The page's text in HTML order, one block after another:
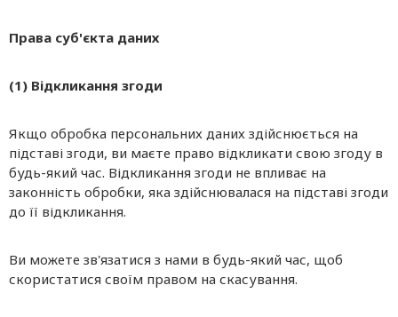
Права суб'єкта даних
(1) Відкликання згоди
Якщо обробка персональних даних здійснюється на
підставі згоди, ви маєте право відкликати свою згоду в
будь-який час. Відкликання згоди не впливає на
законність обробки, яка здійснювалася на підставі згоди
до її відкликання.
Ви можете зв'язатися з нами в будь-який час, щоб
скористатися своїм правом на скасування.